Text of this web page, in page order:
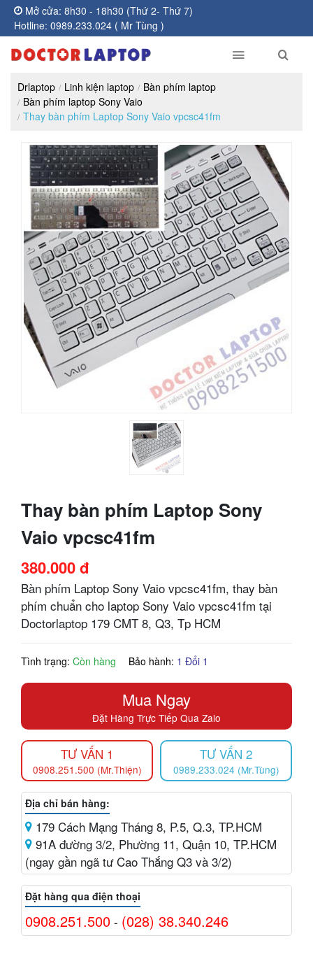
Mở cửa: 8h30 - 18h30 (Thứ 2- Thứ 7)
Hotline: 0989.233.024 ( Mr Tùng )
Drlaptop Linh kiện laptop
Bàn phím laptop
Bàn phím laptop Sony Vaio
Thay bàn phím Laptop Sony Vaio vpcsc41fm
Thay bàn phím Laptop Sony
Vaio vpcsc41fm
380.000 đ
Bàn phím Laptop Sony Vaio vpcsc41fm, thay bàn
phím chuẩn cho laptop Sony Vaio vpcsc41fm tại
Doctorlaptop 179 CMT 8, Q3, Tp HCM
Tình trạng: Còn hàng Bảo hành: 1 Đổi 1
Mua Ngay
Đặt Hàng Trực Tiếp Qua Zalo
TƯ VẤN 1
0908.251.500 (Mr.Thiện)
TƯ VẤN 2
0989.233.024 (Mr.Tùng)
Địa chỉ bán hàng:
179 Cách Mạng Tháng 8, P.5, Q.3, TP.HCM
91A đường 3/2, Phường 11, Quận 10, TP.HCM
(ngay gần ngã tư Cao Thắng Q3 và 3/2)
Đặt hàng qua điện thoại
0908.251.500 - (028) 38.340.246